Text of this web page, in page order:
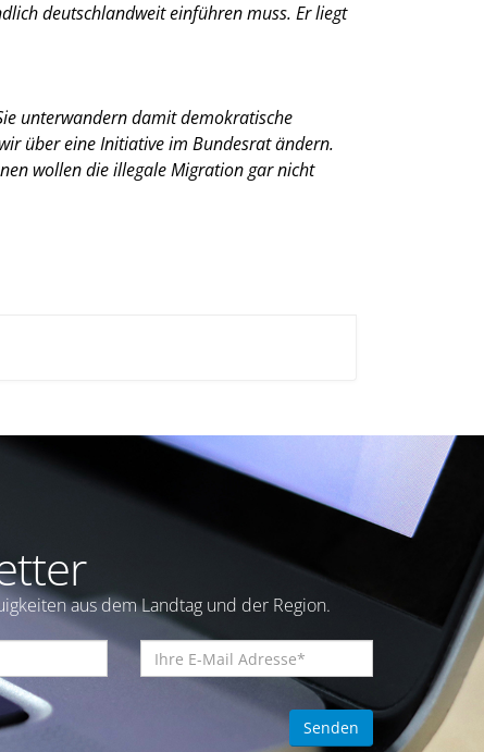
deutschlandweit einführen muss. Er liegt
unterwandern damit demokratische
über eine Initiative im Bundesrat ändern.
wollen die illegale Migration gar nicht
aus dem Landtag und der Region.